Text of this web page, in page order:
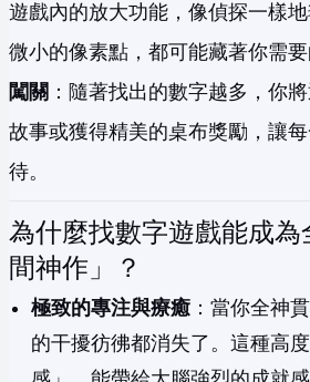
遊戲內的放大功能，像偵探一樣
微小的像素點，都可能藏著你需
闖關 ：隨著找出的數字越多，你
故事或獲得精美的桌布獎勵，讓
待。
為什麼找數字遊戲能成
間神作」？
極致的專注與療癒 ：當你全神
的干擾彷彿都消失了。這種高